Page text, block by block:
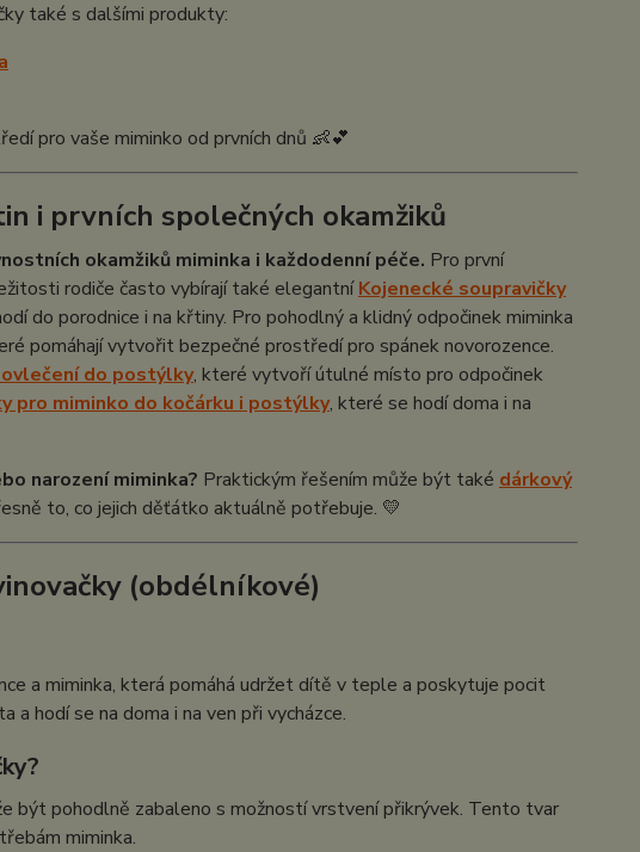
také s dalšími produkty:
pro vaše miminko od prvních dnů 👶💕
i prvních společných okamžiků
okamžiků miminka i každodenní péče. Pro první
rodiče často vybírají také elegantníKojenecké soupravičky
do porodnice i na křtiny. Pro pohodlný a klidný odpočinek miminka
pomáhají vytvořit bezpečné prostředí pro spánek novorozence.
do postýlky, které vytvoří útulné místo pro odpočinek
pro miminko do kočárku i postýlky, které se hodí doma i na
narození miminka? Praktickým řešením může být také dárkový
to, co jejich děťátko aktuálně potřebuje. 💛
(obdélníkové)
a miminka, která pomáhá udržet dítě v teple a poskytuje pocit
a hodí se na doma i na ven při vycházce.
být pohodlně zabaleno s možností vrstvení přikrývek. Tento tvar
miminka.